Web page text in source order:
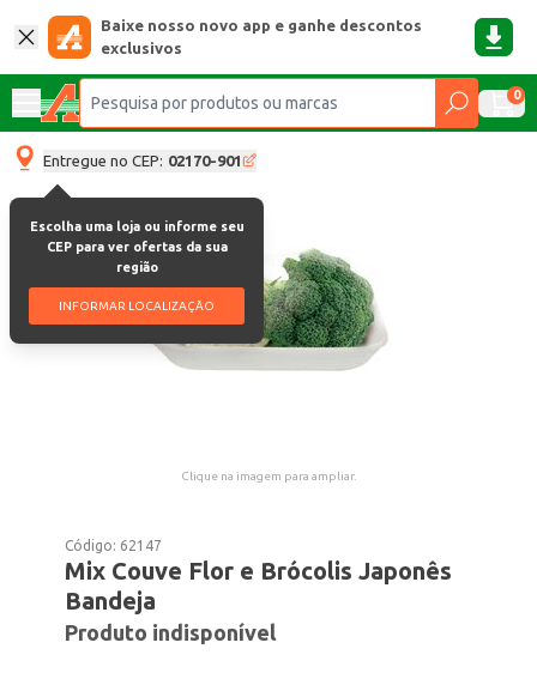
Baixe nosso novo app e ganhe descontos
exclusivos
0
Entregue no CEP: 02170-901
Escolha uma loja ou informe seu
CEP para ver ofertas da sua
região
INFORMAR LOCALIZAÇÃO
Clique na imagem para ampliar.
Código: 62147
Mix Couve Flor e Brócolis Japonês
Bandeja
Produto indisponível